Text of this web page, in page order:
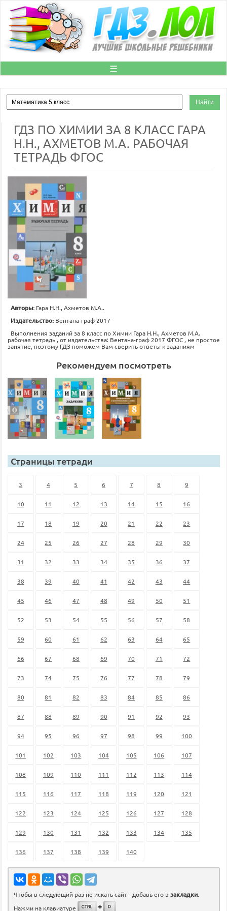
☰
ГДЗ ПО ХИМИИ ЗА 8 КЛАСС ГАРА
Н.Н., АХМЕТОВ М.А. РАБОЧАЯ
ТЕТРАДЬ ФГОС
Авторы: Гара Н.Н., Ахметов М.А..
Издательство: Вентана-граф 2017
Выполнения заданий за 8 класс по Химии Гара Н.Н., Ахметов М.А.
рабочая тетрадь , от издательства: Вентана-граф 2017 ФГОС , не простое
занятие, поэтому ГДЗ поможем Вам сверить ответы к заданиям
Рекомендуем посмотреть
Страницы тетради
3 4 5 6 7 8 9
10 11 12 13 14 15 16
17 18 19 20 21 22 23
24 25 26 27 28 29 30
31 32 33 34 35 36 37
38 39 40 41 42 43 44
45 46 47 48 49 50 51
52 53 54 55 56 57 58
59 60 61 62 63 64 65
66 67 68 69 70 71 72
73 74 75 76 77 78 79
80 81 82 83 84 85 86
87 88 89 90 91 92 93
94 95 96 97 98 99 100
101 102 103 104 105 106 107
108 109 110 111 112 113 114
115 116 117 118 119 120 121
122 123 124 125 126 127 128
129 130 131 132 133 134 135
136 137 138 139 140
Чтобы в следующий раз не искать сайт - добавь его в закладки.
Нажми на клавиатуре